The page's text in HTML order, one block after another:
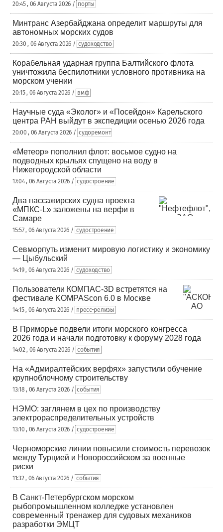
20:45 , 06 Августа 2026 / порты
Минтранс Азербайджана определит маршруты для
автономных морских судов
20:30 , 06 Августа 2026 / судоходство
Корабельная ударная группа Балтийского флота
уничтожила беспилотники условного противника на
морском учении
20:15 , 06 Августа 2026 / вмф
Научные суда «Эколог» и «Посейдон» Карельского
центра РАН выйдут в экспедиции осенью 2026 года
20:00 , 06 Августа 2026 / судоремонт
«Метеор» пополнил флот: восьмое судно на
подводных крыльях спущено на воду в
Нижегородской области
17:04 , 06 Августа 2026 / судостроение
Два пассажирских судна проекта
«МПКС-L» заложены на верфи в
Самаре
15:57 , 06 Августа 2026 / судостроение
Севморпуть изменит мировую логистику и экономику
— Цыбульский
14:19 , 06 Августа 2026 / судоходство
Пользователи КОМПАС-3D встретятся на
фестивале KOMPAScon 6.0 в Москве
14:15 , 06 Августа 2026 / пресс-релизы
В Приморье подвели итоги морского конгресса
2026 года и начали подготовку к форуму 2028 года
14:02 , 06 Августа 2026 / события
На «Адмиралтейских верфях» запустили обучение
крупноблочному строительству
13:18 , 06 Августа 2026 / события
НЭМО: заглянем в цех по производству
электрораспределительных устройств
13:10 , 06 Августа 2026 / судостроение
Черноморские линии повысили стоимость перевозок
между Турцией и Новороссийском за военные
риски
11:32 , 06 Августа 2026 / события
В Санкт-Петербургском морском
рыбопромышленном колледже установлен
современный тренажер для судовых механиков
разработки ЭМЦТ